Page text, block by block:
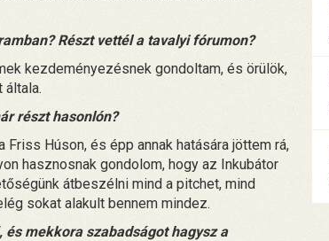
Részt vettél a tavalyi fórumon?
kezdeményezésnek gondoltam, és örülök,
részt hasonlón?
Húson, és épp annak hatására jöttem rá,
hasznosnak gondolom, hogy az Inkubátor
átbeszélni mind a pitchet, mind
sokat alakult bennem mindez.
mekkora szabadságot hagysz a